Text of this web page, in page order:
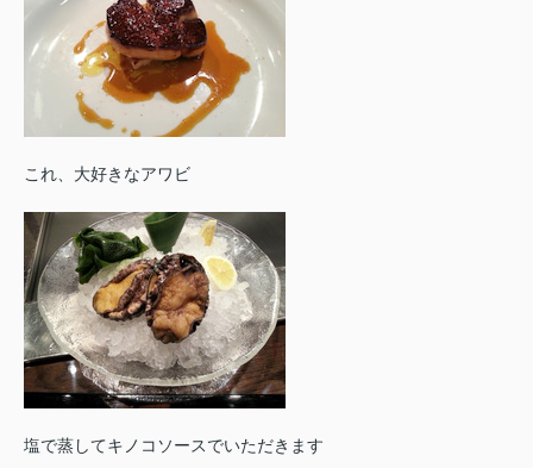
これ、大好きなアワビ
塩で蒸してキノコソースでいただきます